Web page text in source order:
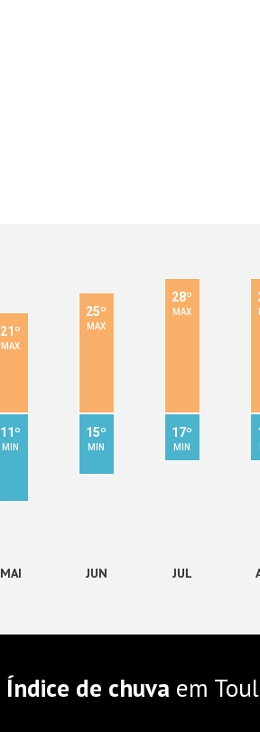
21º
MAX
11º
MIN
MAI
25º
MAX
15º
MIN
JUN
28º
MAX
17º
MIN
JUL
Índice de chuva em